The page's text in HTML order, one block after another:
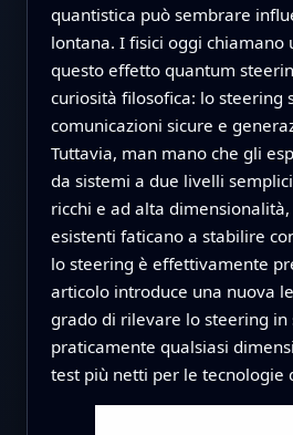
quantistica può sembrare
lontana. I fisici oggi chiamano
questo effetto quantum
curiosità filosofica: lo steering
comunicazioni sicure e
Tuttavia, man mano che gli
da sistemi a due livelli
ricchi e ad alta
esistenti faticano a stabilire
lo steering è effettivamente
articolo introduce una nuova
grado di rilevare lo steering in
praticamente qualsiasi
test più netti per le tecnologie